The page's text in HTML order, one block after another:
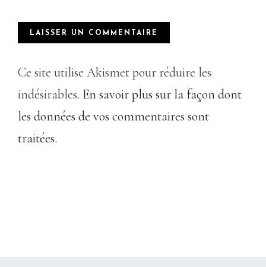
Ce site utilise Akismet pour réduire les
indésirables. En savoir plus sur la façon dont
les données de vos commentaires sont
traitées.